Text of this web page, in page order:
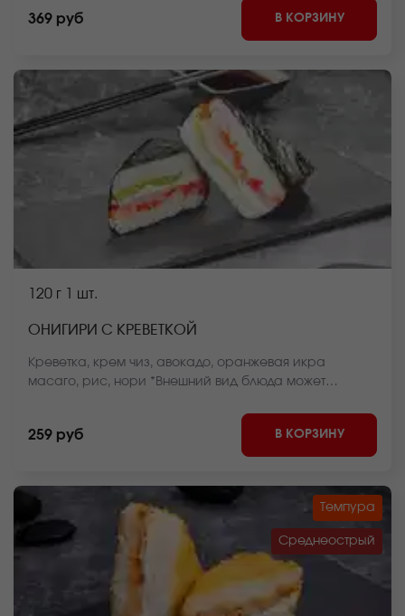
369 руб В КОРЗИНУ
120 г 1 шт.
ОНИГИРИ С КРЕВЕТКОЙ
Креветка, крем чиз, авокадо, оранжевая икра
масаго, рис, нори *Внешний вид блюда может
259 руб В КОРЗИНУ
Темпура
Среднеострый